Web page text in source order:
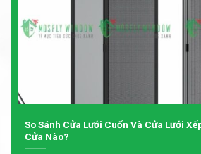
So Sánh Cửa Lưới Cuốn Và Cửa Lưới
Cửa Nào?